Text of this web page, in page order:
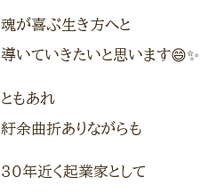
魂が喜ぶ生き方へと
導いていきたいと思います😄✨
ともあれ
紆余曲折ありながらも
30年近く起業家として